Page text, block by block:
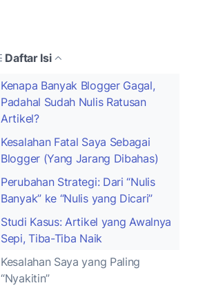
Daftar Isi
Kenapa Banyak Blogger Gagal,
Padahal Sudah Nulis Ratusan
Artikel?
Kesalahan Fatal Saya Sebagai
Blogger (Yang Jarang Dibahas)
Perubahan Strategi: Dari “Nulis
Banyak” ke “Nulis yang Dicari”
Studi Kasus: Artikel yang Awalnya
Sepi, Tiba-Tiba Naik
Kesalahan Saya yang Paling
“Nyakitin”